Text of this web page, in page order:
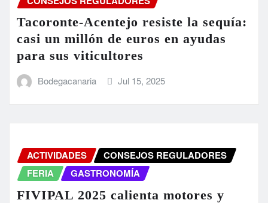
Tacoronte-Acentejo resiste la sequía:
casi un millón de euros en ayudas
para sus viticultores
Bodegacanaria Jul 15, 2025
ACTIVIDADES
CONSEJOS REGULADORES
FERIA
GASTRONOMÍA
FIVIPAL 2025 calienta motores y